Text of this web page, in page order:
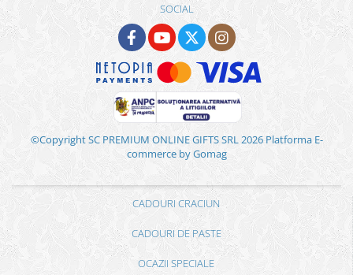
SOCIAL
©Copyright SC PREMIUM ONLINE GIFTS SRL 2026 Platforma E-
commerce by Gomag
CADOURI CRACIUN
CADOURI DE PASTE
OCAZII SPECIALE